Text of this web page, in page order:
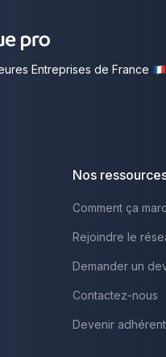
Entreprises de France
Nos
Comment ça
Rejoindre le
Demander un
Contactez-nous
Devenir adhérent